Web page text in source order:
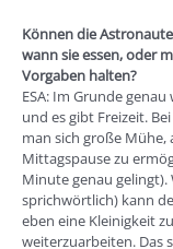
Können die
wann sie essen, oder
Vorgaben halten?
ESA: Im Grunde
und es gibt Freizeit.
man sich große Mühe,
Mittagspause zu
Minute genau
sprichwörtlich) kann
eben eine Kleinigkeit
weiterzuarbeiten. Das